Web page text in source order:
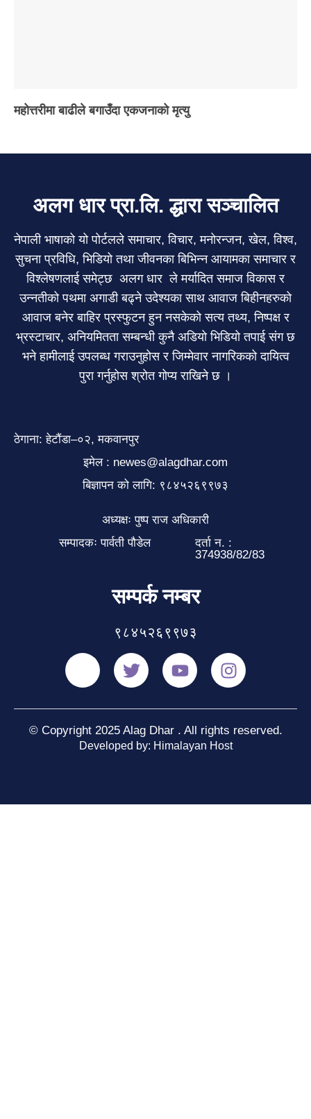
महोत्तरीमा बाढीले बगाउँदा एकजनाको मृत्यु
अलग धार प्रा.लि. द्धारा सञ्चालित
नेपाली भाषाको यो पोर्टलले समाचार, विचार, मनोरन्जन, खेल, विश्व,
सुचना प्रविधि, भिडियो तथा जीवनका बिभिन्न आयामका समाचार र
विश्लेषणलाई समेट्छ अलग धार ले मर्यादित समाज विकास र
उन्नतीको पथमा अगाडी बढ्ने उदेश्यका साथ आवाज बिहीनहरुको
आवाज बनेर बाहिर प्रस्फुटन हुन नसकेको सत्य तथ्य, निष्पक्ष र
भ्रस्टाचार, अनियमितता सम्बन्धी कुनै अडियो भिडियो तपाई संग छ
भने हामीलाई उपलब्ध गराउनुहोस र जिम्मेवार नागरिकको दायित्व
पुरा गर्नुहोस श्रोत गोप्य राखिने छ ।
ठेगाना: हेटौंडा–०२, मकवानपुर
इमेल : newes@alagdhar.com
बिज्ञापन को लागि: ९८४५२६९९७३
अध्यक्षः पुष्प राज अधिकारी
सम्पादकः पार्वती पौडेल
दर्ता न. :
374938/82/83
सम्पर्क नम्बर
९८४५२६९९७३
© Copyright 2025 Alag Dhar . All rights reserved.
Developed by: Himalayan Host